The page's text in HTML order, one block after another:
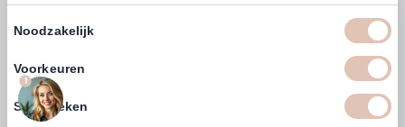
Noodzakelijk
Voorkeuren
Statistieken
5% extra
op ons assortiment
1